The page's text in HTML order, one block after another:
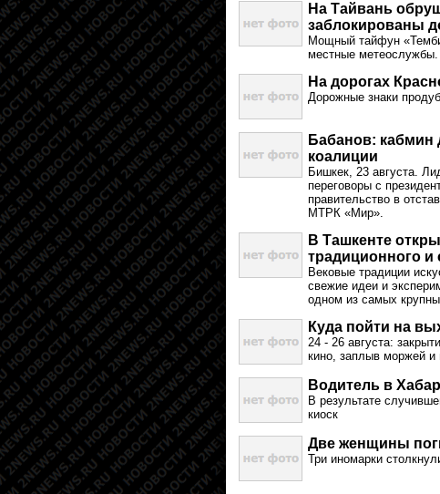
На Тайвань
заблокированы
Мощный тайфун
местные метеослужбы.
На дорогах
Дорожные знаки
Бабанов:
коалиции
Бишкек, 23 августа.
переговоры с
правительство в
МТРК «Мир».
В Ташкенте
традиционного и
Вековые традиции
свежие идеи и
одном из самых
Куда пойти на
24 - 26 августа:
кино, заплыв моржей и
Водитель в
В результате
киоск
Две женщины
Три иномарки